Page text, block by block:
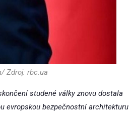
Zdroj: rbc.ua
studené války znovu dostala
evropskou bezpečnostní architekturu